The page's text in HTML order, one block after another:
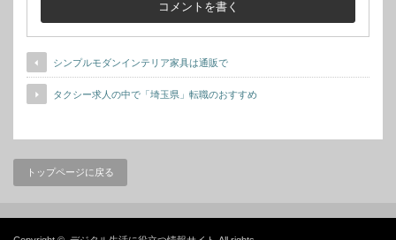
シンプルモダンインテリア家具は通販で
タクシー求人の中で「埼玉県」転職のおすすめ
トップページに戻る